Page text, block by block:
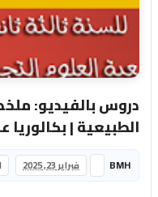
دروس بالفيديو:
الطبيعية | بكالوريا
BMH فبراير 23, 2025